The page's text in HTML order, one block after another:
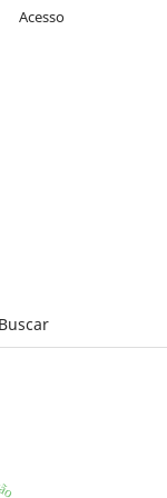
Buscar
Acesso